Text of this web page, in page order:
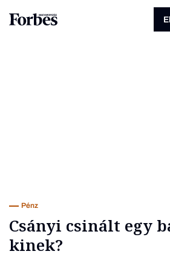
Pénz
Csányi csinált egy
kinek?